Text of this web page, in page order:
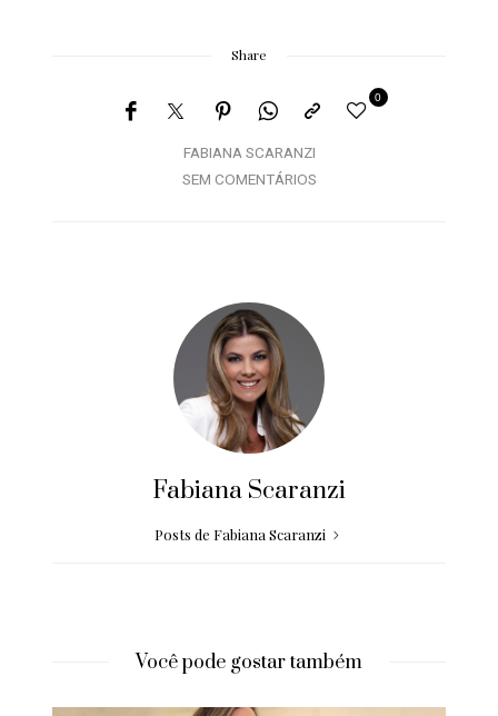
Share
FABIANA SCARANZI
0
SEM COMENTÁRIOS
Fabiana Scaranzi
Posts de Fabiana Scaranzi
Você pode gostar também